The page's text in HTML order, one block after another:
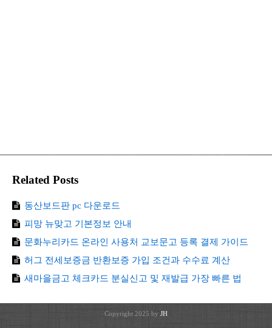
Related Posts
동산보드판 pc 다운로드
피망 뉴맞고 기본정보 안내
문화누리카드 온라인 사용처 교보문고 등록 결제 가이드
허그 전세보증금 반환보증 가입 조건과 수수료 계산
새마을금고 체크카드 분실신고 및 재발급 가장 빠른 법
Copyright 2025 by JH